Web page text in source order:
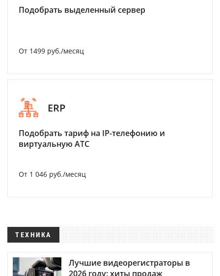
Подобрать выделенный сервер
От 1499 руб./месяц
ERP
Подобрать тариф на IP-телефонию и
виртуальную АТС
От 1 046 руб./месяц
ТЕХНИКА
Лучшие видеорегистраторы в
2026 году: хиты продаж